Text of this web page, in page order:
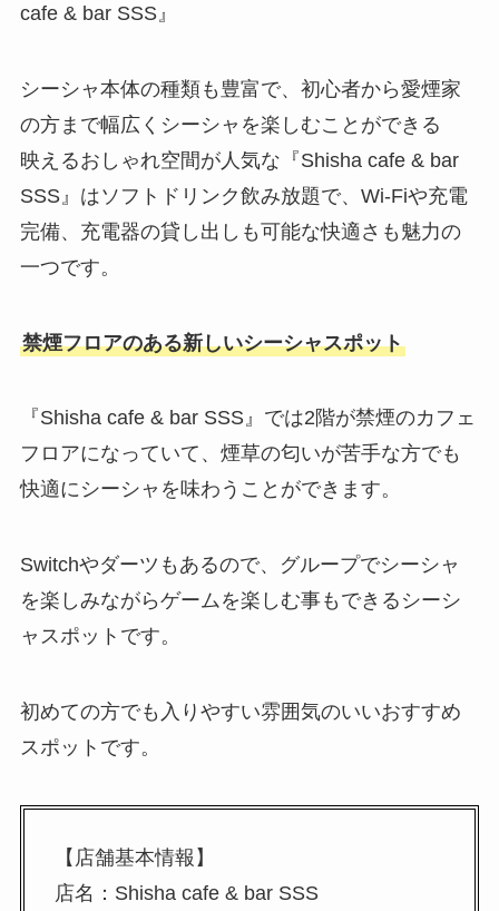
cafe & bar SSS』
シーシャ本体の種類も豊富で、初心者から愛煙家
の方まで幅広くシーシャを楽しむことができる
映えるおしゃれ空間が人気な『Shisha cafe & bar
SSS』はソフトドリンク飲み放題で、Wi-Fiや充電
完備、充電器の貸し出しも可能な快適さも魅力の
一つです。
禁煙フロアのある新しいシーシャスポット
『Shisha cafe & bar SSS』では2階が禁煙のカフェ
フロアになっていて、煙草の匂いが苦手な方でも
快適にシーシャを味わうことができます。
Switchやダーツもあるので、グループでシーシャ
を楽しみながらゲームを楽しむ事もできるシーシ
ャスポットです。
初めての方でも入りやすい雰囲気のいいおすすめ
スポットです。
【店舗基本情報】
店名：Shisha cafe & bar SSS